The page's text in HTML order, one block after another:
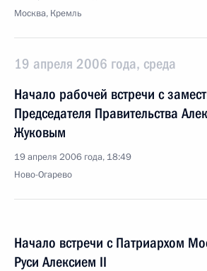
Москва, Кремль
19 апреля 2006 года, среда
Начало рабочей встречи с
Председателя Правительства
Жуковым
19 апреля 2006 года, 18:49
Ново-Огарево
Начало встречи с Патриархом
Руси Алексием II